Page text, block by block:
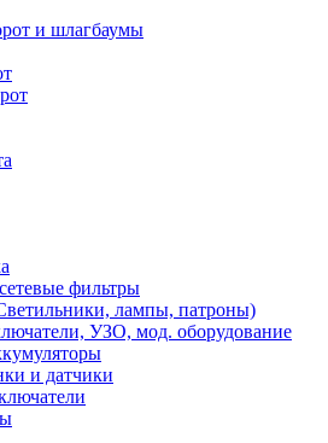
и шлагбаумы
фильтры
лампы, патроны)
УЗО, мод. оборудование
и датчики